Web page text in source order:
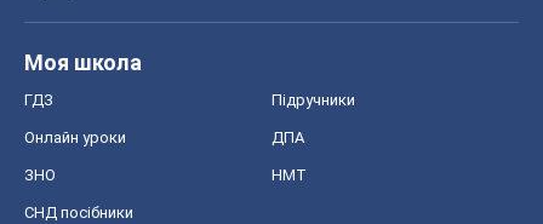
Моя школа
ГДЗ Підручники
Онлайн уроки ДПА
ЗНО НМТ
СНД посібники